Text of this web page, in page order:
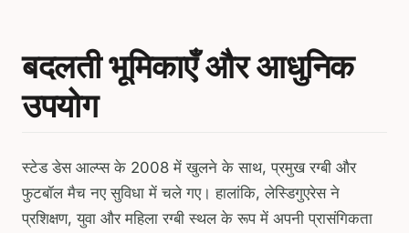
बदलती भूमिकाएँ और आधुनिक
उपयोग
स्टेड डेस आल्प्स के 2008 में खुलने के साथ, प्रमुख रग्बी और
फुटबॉल मैच नए सुविधा में चले गए। हालांकि, लेस्डिगुएरेस ने
प्रशिक्षण, युवा और महिला रग्बी स्थल के रूप में अपनी प्रासंगिकता